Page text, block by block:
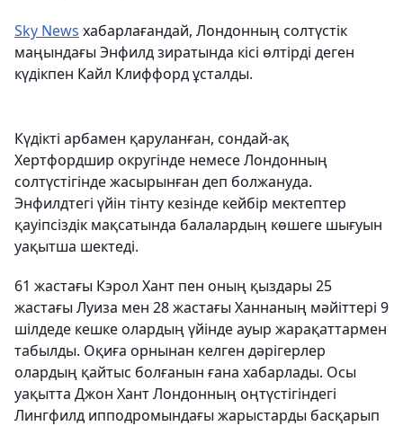
Sky News хабарлағандай, Лондонның солтүстік
маңындағы Энфилд зиратында кісі өлтірді деген
күдікпен Кайл Клиффорд ұсталды.
Күдікті арбамен қаруланған, сондай-ақ
Хертфордшир округінде немесе Лондонның
солтүстігінде жасырынған деп болжануда.
Энфилдтегі үйін тінту кезінде кейбір мектептер
қауіпсіздік мақсатында балалардың көшеге шығуын
уақытша шектеді.
61 жастағы Кэрол Хант пен оның қыздары 25
жастағы Луиза мен 28 жастағы Ханнаның мәйіттері 9
шілдеде кешке олардың үйінде ауыр жарақаттармен
табылды. Оқиға орнынан келген дәрігерлер
олардың қайтыс болғанын ғана хабарлады. Осы
уақытта Джон Хант Лондонның оңтүстігіндегі
Лингфилд ипподромындағы жарыстарды басқарып